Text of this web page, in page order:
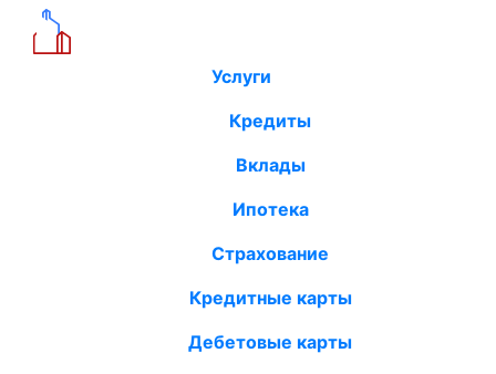
Услуги
Кредиты
Вклады
Ипотека
Страхование
Кредитные карты
Дебетовые карты